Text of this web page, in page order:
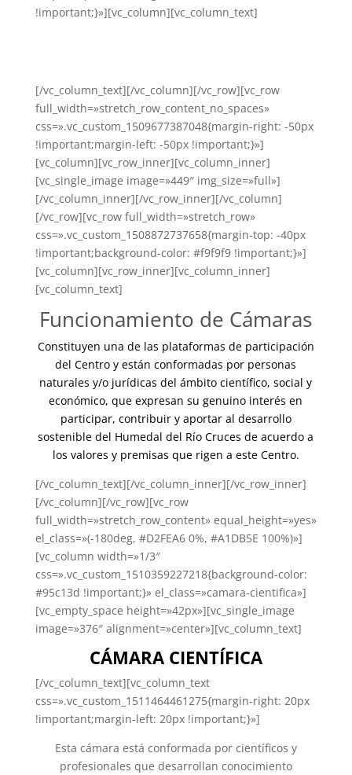
!important;}»][vc_column][vc_column_text]
[/vc_column_text][/vc_column][/vc_row][vc_row
full_width=»stretch_row_content_no_spaces»
css=».vc_custom_1509677387048{margin-right: -50px
!important;margin-left: -50px !important;}»]
[vc_column][vc_row_inner][vc_column_inner]
[vc_single_image image=»449″ img_size=»full»]
[/vc_column_inner][/vc_row_inner][/vc_column]
[/vc_row][vc_row full_width=»stretch_row»
css=».vc_custom_1508872737658{margin-top: -40px
!important;background-color: #f9f9f9 !important;}»]
[vc_column][vc_row_inner][vc_column_inner]
[vc_column_text]
Funcionamiento de Cámaras
Constituyen una de las plataformas de participación
del Centro y están conformadas por personas
naturales y/o jurídicas del ámbito científico, social y
económico, que expresan su genuino interés en
participar, contribuir y aportar al desarrollo
sostenible del Humedal del Río Cruces de acuerdo a
los valores y premisas que rigen a este Centro.
[/vc_column_text][/vc_column_inner][/vc_row_inner]
[/vc_column][/vc_row][vc_row
full_width=»stretch_row_content» equal_height=»yes»
el_class=»(-180deg, #D2FEA6 0%, #A1DB5E 100%)»]
[vc_column width=»1/3″
css=».vc_custom_1510359227218{background-color:
#95c13d !important;}» el_class=»camara-cientifica»]
[vc_empty_space height=»42px»][vc_single_image
image=»376″ alignment=»center»][vc_column_text]
CÁMARA CIENTÍFICA
[/vc_column_text][vc_column_text
css=».vc_custom_1511464461275{margin-right: 20px
!important;margin-left: 20px !important;}»]
Esta cámara está conformada por científicos y
profesionales que desarrollan conocimiento